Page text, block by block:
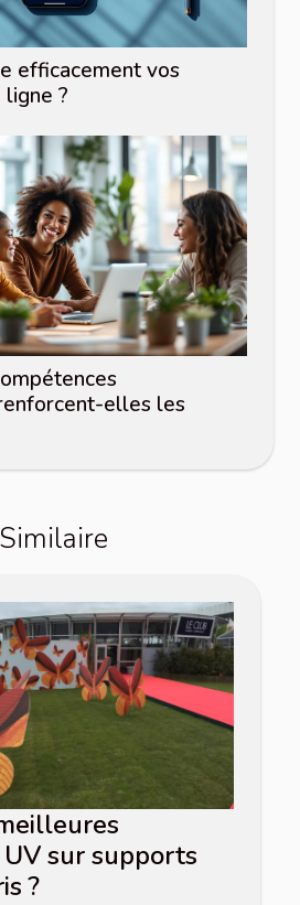
efficacement vos
ligne ?
elles les
Similaire
sur supports
?